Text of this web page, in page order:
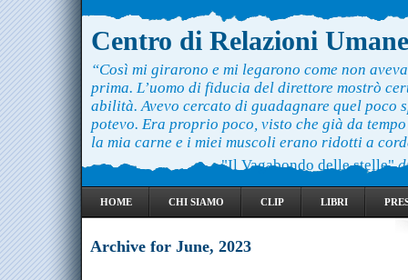
Centro di Relazioni Umane
“Così mi girarono e mi legarono come non
prima. L’uomo di fiducia del direttore mostrò
abilità. Avevo cercato di guadagnare quel poco
potevo. Era proprio poco, visto che già da
la mia carne e i miei muscoli erano ridotti a
"Il Vagabondo delle stelle"
HOME CHI SIAMO CLIP LIBRI
Archive for June, 2023